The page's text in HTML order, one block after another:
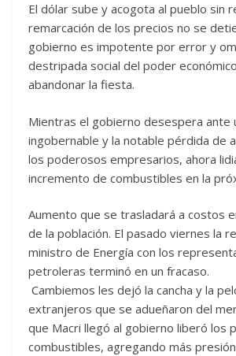
El dólar sube y acogota al pueblo sin
remarcación de los precios no se
gobierno es impotente por error y
destripada social del poder
abandonar la fiesta.
Mientras el gobierno desespera ante
ingobernable y la notable pérdida de
los poderosos empresarios, ahora
incremento de combustibles en la
Aumento que se trasladará a costos
de la población. El pasado viernes la
ministro de Energía con los
petroleras terminó en un fracaso.
Cambiemos les dejó la cancha y la
extranjeros que se adueñaron del
que Macri llegó al gobierno liberó los
combustibles, agregando más